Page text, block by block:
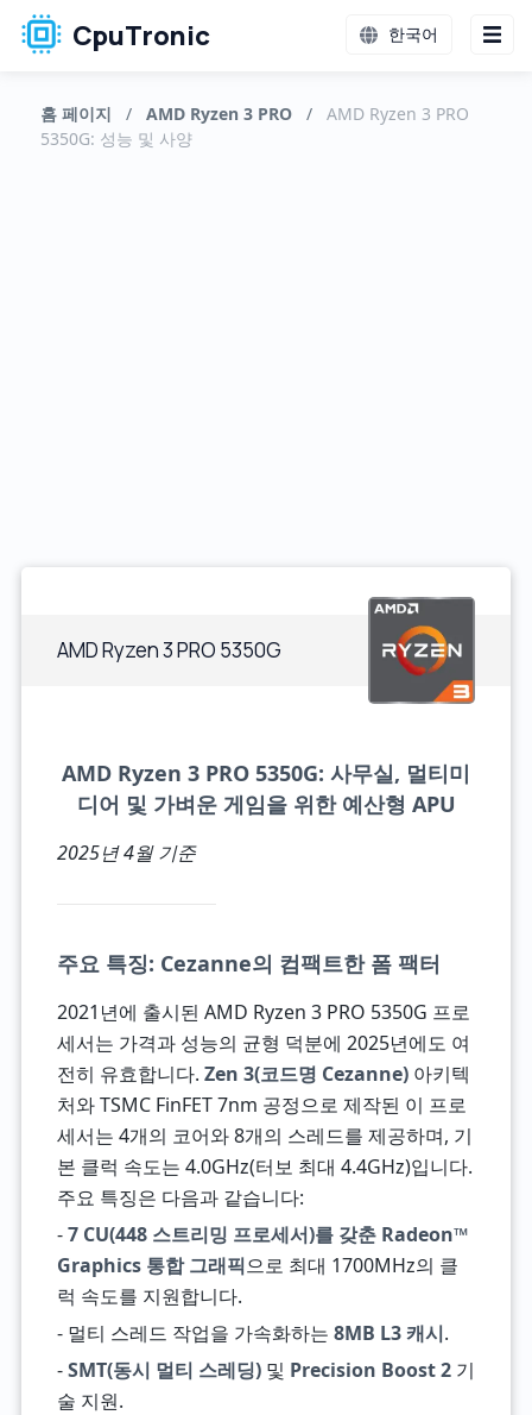
CpuTronic 한국어
홈 페이지 / AMD Ryzen 3 PRO /
AMD Ryzen 3 PRO
5350G: 성능 및 사양
AMD Ryzen 3 PRO 5350G
AMD Ryzen 3 PRO 5350G: 사무실, 멀티미
디어 및 가벼운 게임을 위한 예산형 APU
2025년 4월 기준
주요 특징: Cezanne의 컴팩트한 폼 팩터
2021년에 출시된 AMD Ryzen 3 PRO 5350G 프로
세서는 가격과 성능의 균형 덕분에 2025년에도 여
전히 유효합니다. Zen 3(코드명 Cezanne)아키텍
처와 TSMC FinFET 7nm 공정으로 제작된 이 프로
세서는 4개의 코어와 8개의 스레드를 제공하며, 기
본 클럭 속도는 4.0GHz(터보 최대 4.4GHz)입니다.
주요 특징은 다음과 같습니다:
-7 CU(448 스트리밍 프로세서)를 갖춘 Radeon™
Graphics 통합 그래픽으로 최대 1700MHz의 클
럭 속도를 지원합니다.
- 멀티 스레드 작업을 가속화하는 8MB L3 캐시.
-SMT(동시 멀티 스레딩)및 Precision Boost 2기
술 지원.